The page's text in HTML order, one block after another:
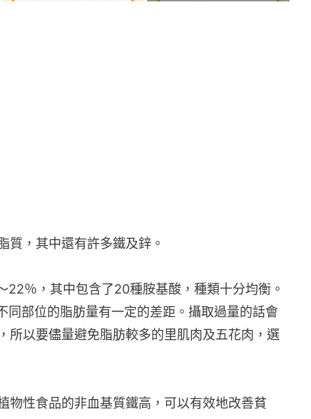
質，其中還有許多鐵及鋅。
22％，其中包含了20種胺基酸，種類十分均衡。
同部位的脂肪量有一定的差距。攝取過量的話會
所以要儘量避免脂肪較多的里肌肉及五花肉，選
物性食品的非血基質鐵高，可以有效地改善貧